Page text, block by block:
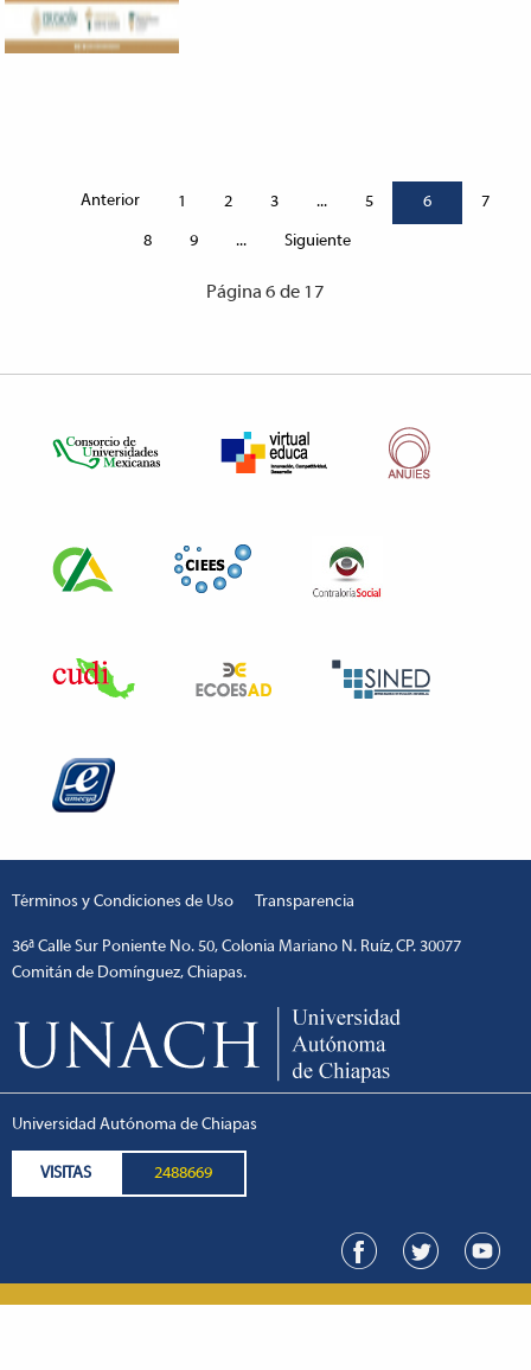
Anterior 1 2 3 ... 5 6 7
8 9 ... Siguiente
Página 6 de 17
Términos y Condiciones de Uso Transparencia
36ª Calle Sur Poniente No. 50, Colonia Mariano N. Ruíz, CP. 30077
Comitán de Domínguez, Chiapas.
Universidad Autónoma de Chiapas
VISITAS 2488669